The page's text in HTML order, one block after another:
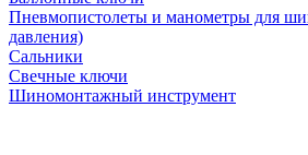
Пневмопистолеты и манометры для
давления)
Сальники
Свечные ключи
Шиномонтажный инструмент